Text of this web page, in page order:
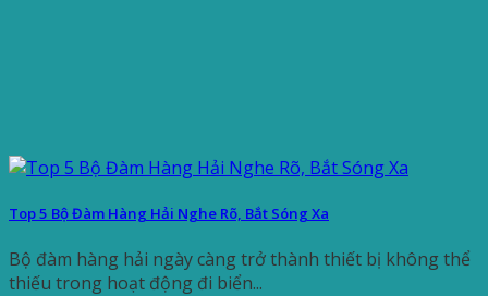
Top 5 Bộ Đàm Hàng Hải Nghe Rõ, Bắt Sóng Xa
Bộ đàm hàng hải ngày càng trở thành thiết bị không thể
thiếu trong hoạt động đi biển...